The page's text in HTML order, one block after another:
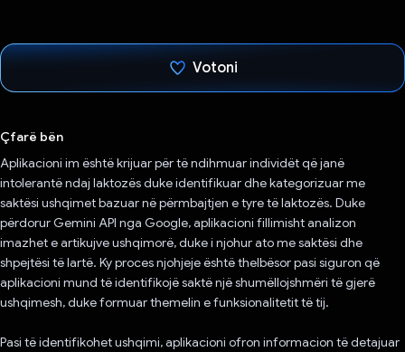
Votoni
Çfarë bën
Aplikacioni im është krijuar për të ndihmuar individët që janë
intolerantë ndaj laktozës duke identifikuar dhe kategorizuar me
saktësi ushqimet bazuar në përmbajtjen e tyre të laktozës. Duke
përdorur Gemini API nga Google, aplikacioni fillimisht analizon
imazhet e artikujve ushqimorë, duke i njohur ato me saktësi dhe
shpejtësi të lartë. Ky proces njohjeje është thelbësor pasi siguron që
aplikacioni mund të identifikojë saktë një shumëllojshmëri të gjerë
ushqimesh, duke formuar themelin e funksionalitetit të tij.
Pasi të identifikohet ushqimi, aplikacioni ofron informacion të detajuar